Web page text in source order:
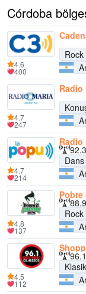
Córdoba
Rock
4.6
400
Radio
4.7
247
Radio
4.7
214
Rock
4.8
137
Klasik
4.5
112